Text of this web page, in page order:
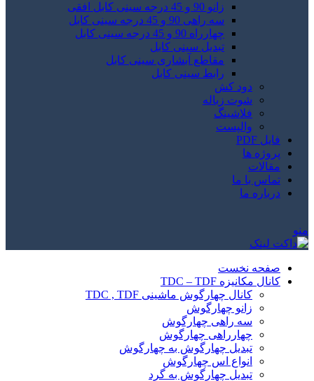
زانو 90 و 45 درجه سینی کابل افقی
سه راهی 90 و 45 درجه سینی کابل
چهارراه 90 و 45 درجه سینی کابل
تبدیل سینی کابل
مقاطع آبشاری سینی کابل
رابط سینی کابل
دود کش
شوت زباله
فلاشینگ
والپست
فایل PDF
پروژه ها
مقالات
تماس با ما
درباره ما
منو
صفحه نخست
کانال مکانیزه TDC – TDF
کانال چهارگوش ماشینی TDC , TDF
زانو چهارگوش
سه راهی چهارگوش
چهارراهی چهارگوش
تبدیل چهارگوش به چهارگوش
انواع اس چهارگوش
تبدیل چهارگوش به گرد